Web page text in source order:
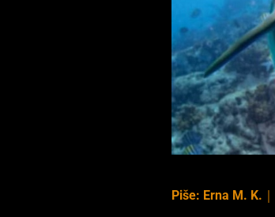
Piše: Erna M. K. ｜